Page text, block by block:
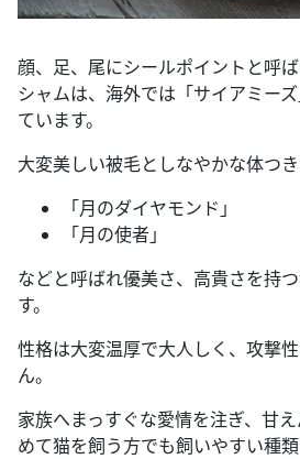
顔、足、尾にシールポイントと呼
シャムは、海外では「サイアミー
ています。
大変美しい被毛としなやかな体つ
「月のダイヤモンド」
「月の使者」
などと呼ばれ優美さ、高貴さを持
す。
性格は大変温厚で大人しく、攻撃
ん。
家族へまっすぐな愛情を注ぎ、甘
めて猫を飼う方でも飼いやすい種類